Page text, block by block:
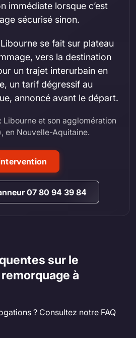
immédiate lorsque c’est
sécurisé sinon.
se fait sur plateau
vers la destination
un trajet interurbain en
un tarif dégressif au
annoncé avant le départ.
Libourne et son agglomération
en Nouvelle-Aquitaine.
07 80 94 39 84
sur le
à
? Consultez notre FAQ